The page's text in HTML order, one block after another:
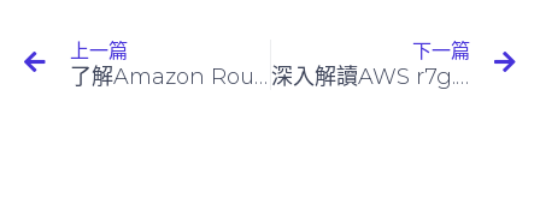
上一篇
了解Amazon Route 53 Pricing
下一篇
深入解讀AWS r7g.4xlarge